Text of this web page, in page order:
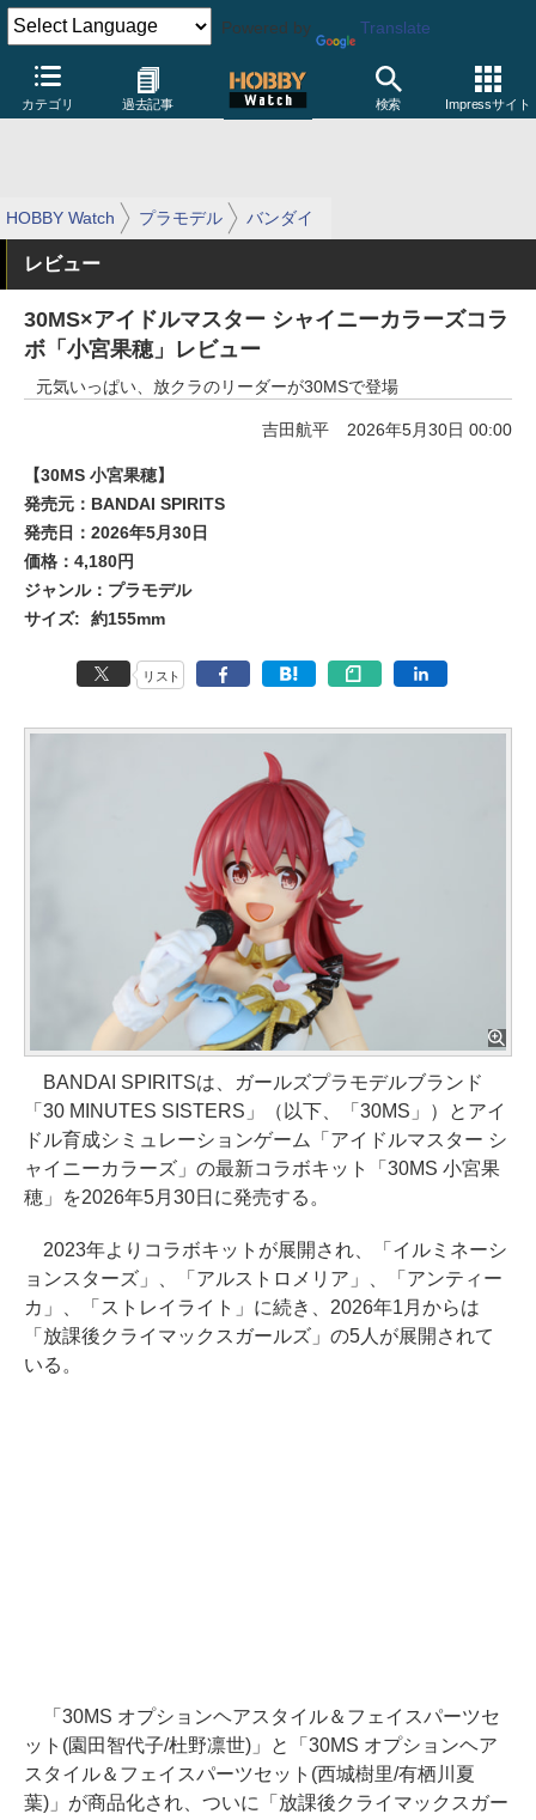
Powered by Translate
カテゴリ 過去記事 検索 Impressサイト
HOBBY Watch プラモデル バンダイ
レビュー
30MS×アイドルマスター シャイニーカラーズコラ
ボ「小宮果穂」レビュー
元気いっぱい、放クラのリーダーが30MSで登場
吉田航平 2026年5月30日 00:00
【30MS 小宮果穂】
発売元：BANDAI SPIRITS
発売日：2026年5月30日
価格：4,180円
ジャンル：プラモデル
サイズ:
約155mm
リスト
BANDAI SPIRITSは、ガールズプラモデルブランド
「30 MINUTES SISTERS」（以下、「30MS」）とアイ
ドル育成シミュレーションゲーム「アイドルマスター シ
ャイニーカラーズ」の最新コラボキット「30MS 小宮果
穂」を2026年5月30日に発売する。
2023年よりコラボキットが展開され、「イルミネーシ
ョンスターズ」、「アルストロメリア」、「アンティー
カ」、「ストレイライト」に続き、2026年1月からは
「放課後クライマックスガールズ」の5人が展開されて
いる。
「30MS オプションヘアスタイル＆フェイスパーツセ
ット(園田智代子/杜野凛世)」と「30MS オプションヘア
スタイル＆フェイスパーツセット(西城樹里/有栖川夏
葉)」が商品化され、ついに「放課後クライマックスガー